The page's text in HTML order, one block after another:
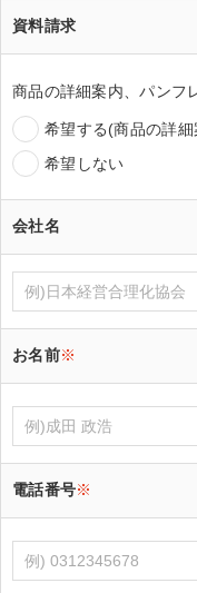
資料請求
商品の詳細案内、パンフ
希望する(商品の詳
希望しない
会社名
お名前※
電話番号※